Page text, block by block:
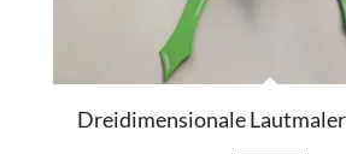
Dreidimensionale